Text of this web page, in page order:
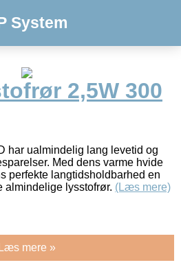
System
2,5W 300
har ualmindelig lang levetid og
Med dens varme hvide
perfekte langtidsholdbarhed en
almindelige lysstofrør. (Læs mere)
Læs mere »